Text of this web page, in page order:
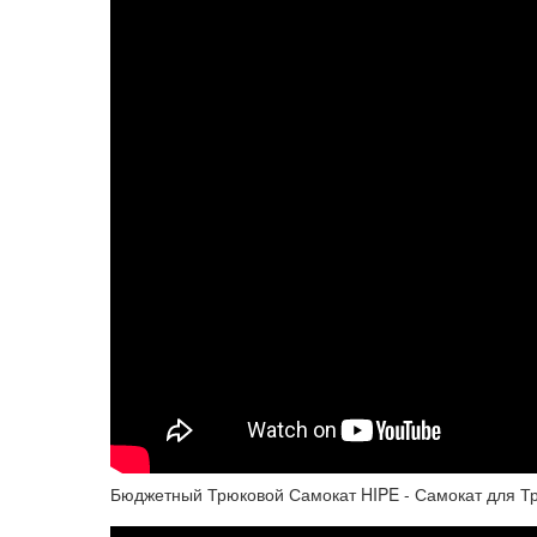
Бюджетный Трюковой Самокат HIPE - Самокат для